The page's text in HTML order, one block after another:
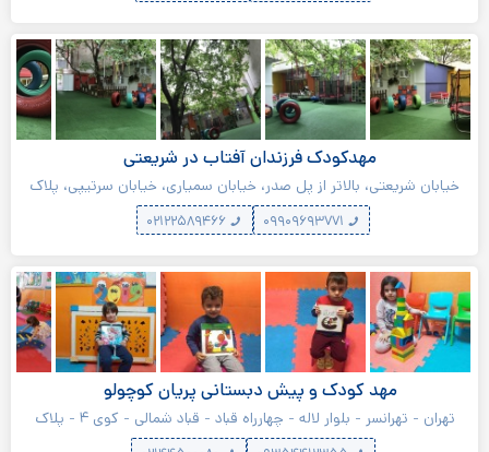
مهدکودک فرزندان آفتاب در شریعتی
خیابان شریعتی، بالاتر از پل صدر، خیابان سمیاری، خیابان سرتیپی، پلاک
۲۶
۰۲۱۲۲۵۸۹۴۶۶
مهد کودک و پیش دبستانی پریان کوچولو
تهران - تهرانسر - بلوار لاله - چهارراه قباد - قباد شمالی - کوی ۴ - پلاک
۳۷